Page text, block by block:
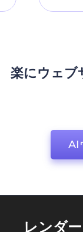
楽にウェブ
AI
レンダ